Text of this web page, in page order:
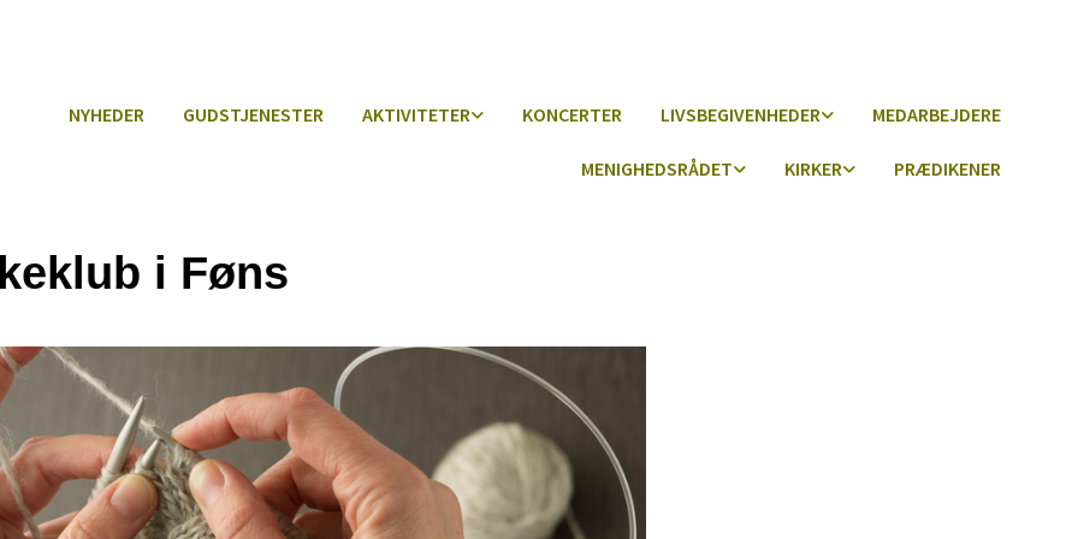
NYHEDER GUDSTJENESTER AKTIVITETER KONCERTER LIVSBEGIVENHEDER MEDARBEJDERE
MENIGHEDSRÅDET KIRKER PRÆDIKENER
i Føns